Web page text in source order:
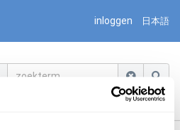
in
htdocs/jnnj-prod/search.php
inloggen 日本語